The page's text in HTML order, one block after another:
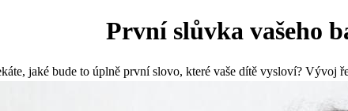
První slůvka vašeho
jaké bude to úplně první slovo, které vaše dítě vysloví? Vývoj